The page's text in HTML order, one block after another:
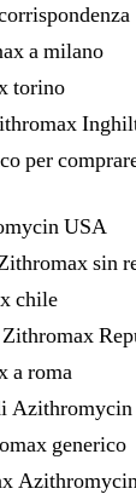
a milano
torino
per
USA
sin
chile
a roma
generico